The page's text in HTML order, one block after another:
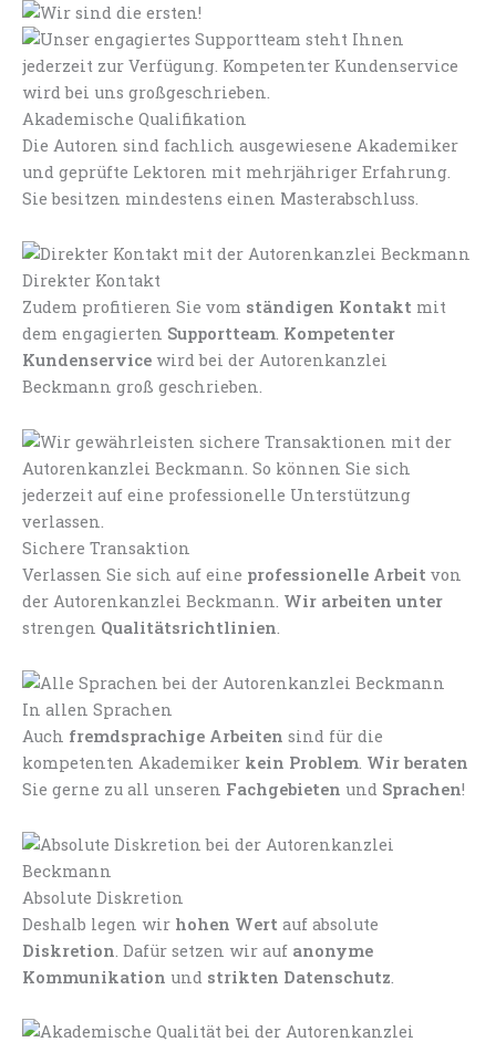
Akademische Qualifikation
Die Autoren sind fachlich ausgewiesene Akademiker
und geprüfte Lektoren mit mehrjähriger Erfahrung.
Sie besitzen mindestens einen Masterabschluss.
Direkter Kontakt
Zudem profitieren Sie vom ständigen Kontakt mit
dem engagierten Supportteam. Kompetenter
Kundenservice wird bei der Autorenkanzlei
Beckmann groß geschrieben.
Sichere Transaktion
Verlassen Sie sich auf eine professionelle Arbeit von
der Autorenkanzlei Beckmann. Wir arbeiten unter
strengen Qualitätsrichtlinien
In allen Sprachen
Auch fremdsprachige Arbeiten sind für die
kompetenten Akademiker kein Problem. Wir beraten
Sie gerne zu all unseren Fachgebieten und Sprachen!
Absolute Diskretion
Deshalb legen wir hohen Wert auf absolute
Diskretion. Dafür setzen wir auf anonyme
Kommunikation und strikten Datenschutz.